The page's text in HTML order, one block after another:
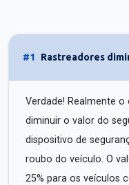
#1 Rastreadores
Verdade! Realmente
diminuir o valor do
dispositivo de
roubo do veículo. O
25% para os veículos